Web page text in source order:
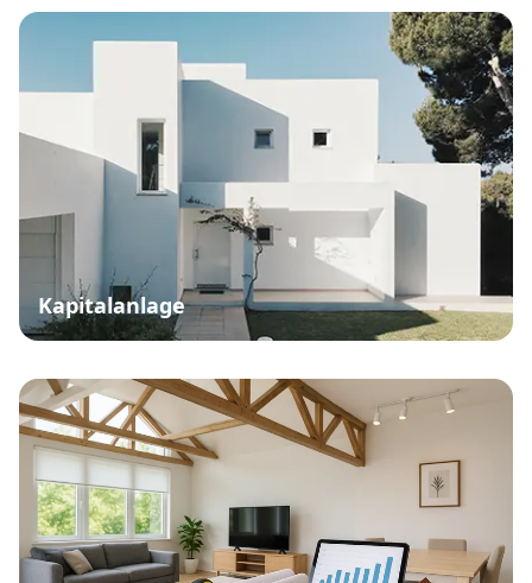
Kapitalanlage